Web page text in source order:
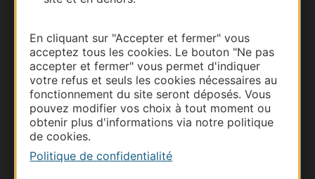
En cliquant sur "Accepter et fermer" vous
acceptez tous les cookies. Le bouton "Ne pas
accepter et fermer" vous permet d'indiquer
votre refus et seuls les cookies nécessaires au
fonctionnement du site seront déposés. Vous
pouvez modifier vos choix à tout moment ou
obtenir plus d'informations via notre politique
de cookies.
Politique de confidentialité
Documentation